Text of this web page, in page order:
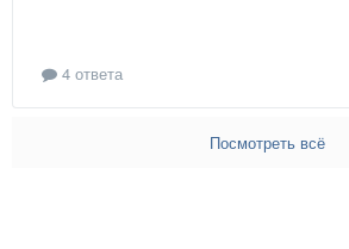
4 ответа
Посмотреть всё